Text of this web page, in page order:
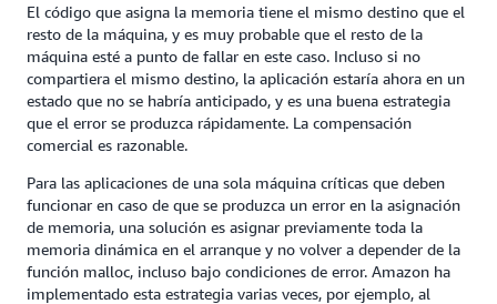
El código que asigna la memoria tiene el mismo destino que el
resto de la máquina, y es muy probable que el resto de la
máquina esté a punto de fallar en este caso. Incluso si no
compartiera el mismo destino, la aplicación estaría ahora en un
estado que no se habría anticipado, y es una buena estrategia
que el error se produzca rápidamente. La compensación
comercial es razonable.
Para las aplicaciones de una sola máquina críticas que deben
funcionar en caso de que se produzca un error en la asignación
de memoria, una solución es asignar previamente toda la
memoria dinámica en el arranque y no volver a depender de la
función malloc, incluso bajo condiciones de error. Amazon ha
implementado esta estrategia varias veces, por ejemplo, al